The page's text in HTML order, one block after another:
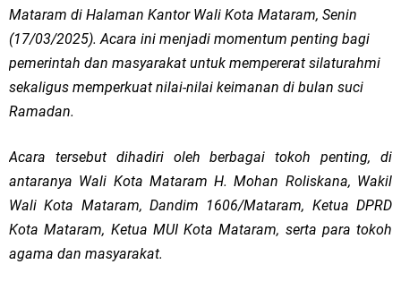
Mataram di Halaman Kantor Wali Kota Mataram, Senin
(17/03/2025). Acara ini menjadi momentum penting bagi
pemerintah dan masyarakat untuk mempererat silaturahmi
sekaligus memperkuat nilai-nilai keimanan di bulan suci
Ramadan.
Acara tersebut dihadiri oleh berbagai tokoh penting, di
antaranya Wali Kota Mataram H. Mohan Roliskana, Wakil
Wali Kota Mataram, Dandim 1606/Mataram, Ketua DPRD
Kota Mataram, Ketua MUI Kota Mataram, serta para tokoh
agama dan masyarakat.